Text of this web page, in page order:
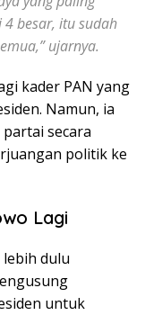
besar, itu sudah
ujarnya.
kader PAN yang
Namun, ia
secara
politik ke
Lagi
dulu
untuk